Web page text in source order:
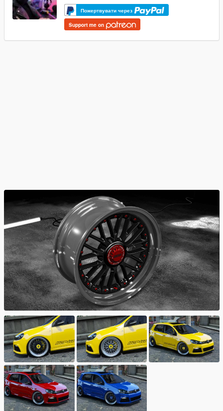
Пожертвувати через
Support me on